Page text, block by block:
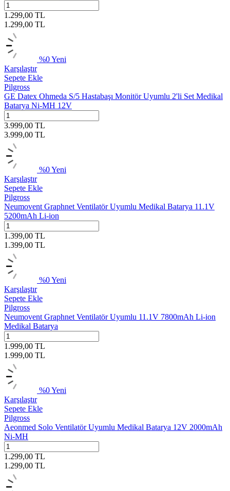
1.299,00 TL
1.299,00 TL
%0Yeni
Karşılaştır
Sepete Ekle
Pilgross
GE Datex Ohmeda S/5 Hastabaşı Monitör Uyumlu 2'li Set Medikal
Batarya Ni-MH 12V
3.999,00 TL
3.999,00 TL
%0Yeni
Karşılaştır
Sepete Ekle
Pilgross
Neumovent Graphnet Ventilatör Uyumlu Medikal Batarya 11.1V
5200mAh Li-ion
1.399,00 TL
1.399,00 TL
%0Yeni
Karşılaştır
Sepete Ekle
Pilgross
Neumovent Graphnet Ventilatör Uyumlu 11.1V 7800mAh Li-ion
Medikal Batarya
1.999,00 TL
1.999,00 TL
%0Yeni
Karşılaştır
Sepete Ekle
Pilgross
Aeonmed Solo Ventilatör Uyumlu Medikal Batarya 12V 2000mAh
Ni-MH
1.299,00 TL
1.299,00 TL